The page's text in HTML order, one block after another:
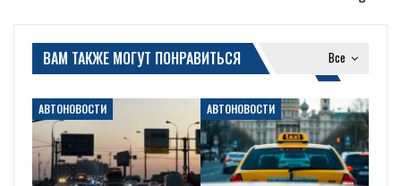
Все
ВАМ ТАКЖЕ МОГУТ ПОНРАВИТЬСЯ
АВТОНОВОСТИ АВТОНОВОСТИ